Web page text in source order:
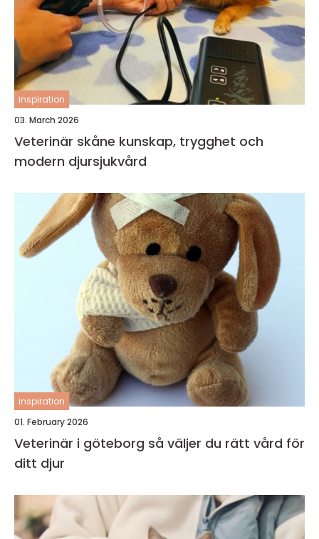
inspiration
03. March 2026
Veterinär skåne kunskap, trygghet och
modern djursjukvård
inspiration
01. February 2026
Veterinär i göteborg så väljer du rätt vård för
ditt djur